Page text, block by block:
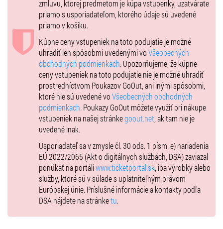
Predstavenie nie je vhodné pre divákov mladších ako 15 rokov.
Zľavy pre deti, študentov, dôchodcov, zťp: bez nároku na zľavy.
zmluvu, ktorej predmetom je kúpa vstupenky, uzatvárate
priamo s usporiadateľom, ktorého údaje sú uvedené
priamo v košíku.
Kúpne ceny vstupeniek na toto podujatie je možné
uhradiť len spôsobmi uvedenými voVšeobecných
obchodných podmienkach. Upozorňujeme, že kúpne
ceny vstupeniek na toto podujatie nie je možné uhradiť
prostredníctvom Poukazov GoOut, ani inými spôsobmi,
ktoré nie sú uvedené voVšeobecných obchodných
podmienkach. Poukazy GoOut môžete využiť pri nákupe
vstupeniek na našej stránkegoout.net , ak tam nie je
uvedené inak.
Usporiadateľ sa v zmysle čl. 30 ods. 1 písm. e) nariadenia
EÚ 2022/2065 (Akt o digitálnych službách, DSA) zaviazal
ponúkať na portáliwww.ticketportal.sk , iba výrobky alebo
služby, ktoré sú v súlade s uplatniteľným právom
Európskej únie. Príslušné informácie a kontakty podľa
DSA nájdete na stránketu.